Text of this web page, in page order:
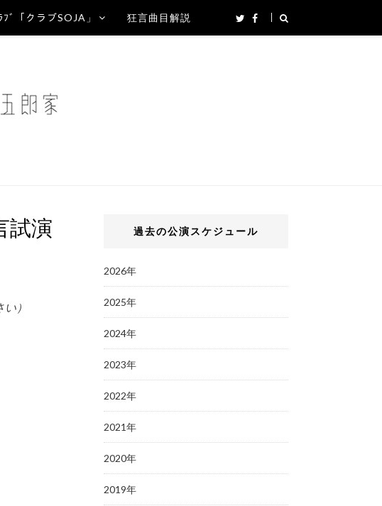
ﾌﾞ「クラブSOJA」 狂言曲目解説
試演
）
過去の公演スケジュール
2026年
2025年
2024年
2023年
2022年
2021年
2020年
2019年